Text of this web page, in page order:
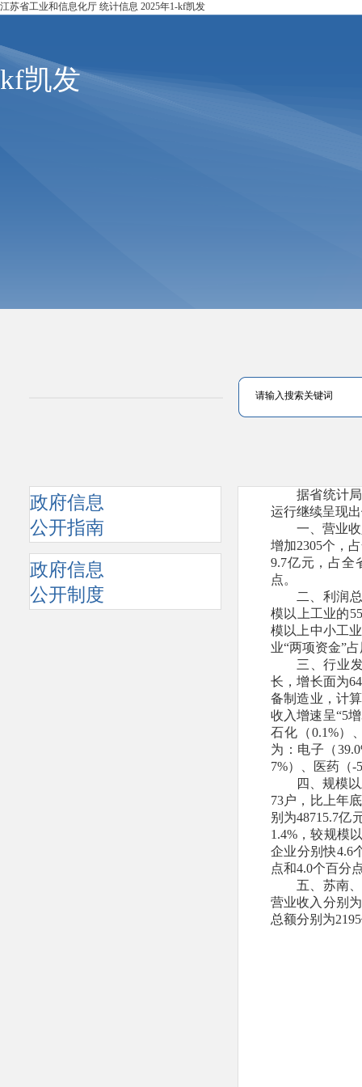
江苏省工业和信息化厅 统计信息 2025年1-kf凯发
kf凯发
政府信息
公开指南
政府信息
公开制度
据省统计
运行继续呈现
一、营业
增加2305个，
9.7亿元，占全
点。
二、利润
模以上工业的
模以上中小工
业“两项资金”
三、行业
长，增长面为
备制造业，计
收入增速呈“5
石化（0.1%）
为：电子（
7%）、医药（-
四、规模
73户，比上年
别为48715.7亿
1.4%，较规模
企业分别快4.6
点和4.0个百分
五、苏南
营业收入分别
总额分别为